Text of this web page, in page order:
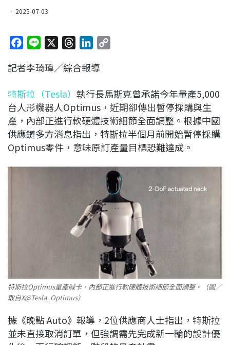
2025-07-03
c
b
o
o
k
n
r
a
d
s
n
e
d
I
n
L
i
n
k
記者李琦瑋／綜合報導
特斯拉（Tesla） 執行長馬斯克曾承諾今年量產5,000
台人形機器人Optimus，近期卻傳出暫停採購與生
產，內部正進行軟硬體技術細節全面調整。根據中國
供應鏈多方消息指出，特斯拉半個月前開始暫停採購
Optimus零件，意味原訂產量目標恐難達成。
特斯拉Optimus量產喊卡，內部正進行軟硬體技術細節全面調整。（圖／
取自X@Tesla_Optimus）
據《晚點 Auto》報導，2位供應商人士指出，特斯拉
並未直接取消訂單，但強調需先完成新一輪的設計優